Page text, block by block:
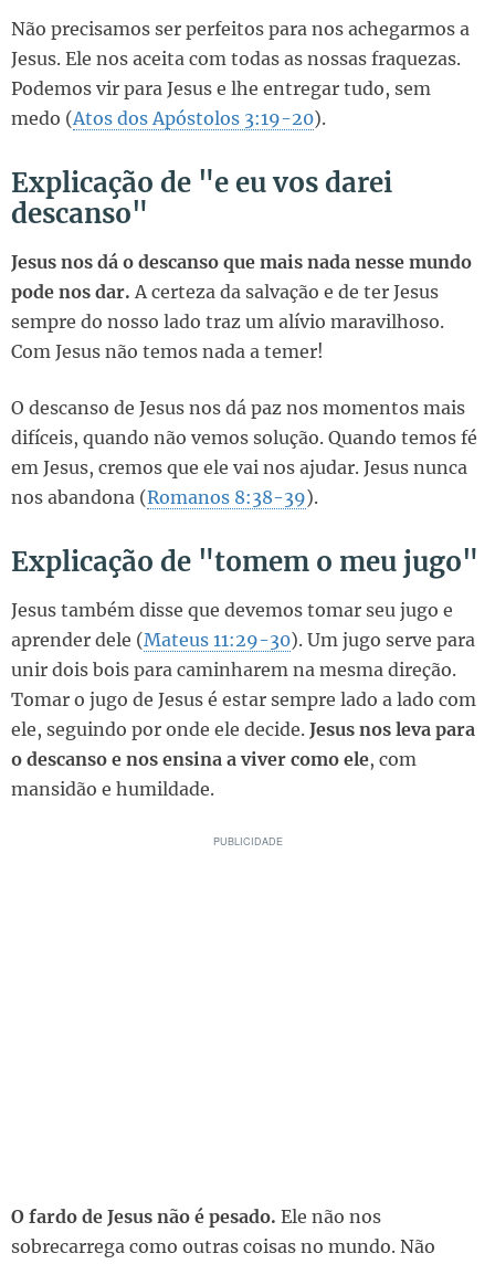
Não precisamos ser perfeitos para nos achegarmos a
Jesus. Ele nos aceita com todas as nossas fraquezas.
Podemos vir para Jesus e lhe entregar tudo, sem
medo (Atos dos Apóstolos 3:19-20).
Explicação de "e eu vos darei
descanso"
Jesus nos dá o descanso que mais nada nesse mundo
pode nos dar. A certeza da salvação e de ter Jesus
sempre do nosso lado traz um alívio maravilhoso.
Com Jesus não temos nada a temer!
O descanso de Jesus nos dá paz nos momentos mais
difíceis, quando não vemos solução. Quando temos fé
em Jesus, cremos que ele vai nos ajudar. Jesus nunca
nos abandona (Romanos 8:38-39).
Explicação de "tomem o meu jugo"
Jesus também disse que devemos tomar seu jugo e
aprender dele (Mateus 11:29-30). Um jugo serve para
unir dois bois para caminharem na mesma direção.
Tomar o jugo de Jesus é estar sempre lado a lado com
ele, seguindo por onde ele decide. Jesus nos leva para
o descanso e nos ensina a viver como ele, com
mansidão e humildade.
O fardo de Jesus não é pesado. Ele não nos
sobrecarrega como outras coisas no mundo. Não